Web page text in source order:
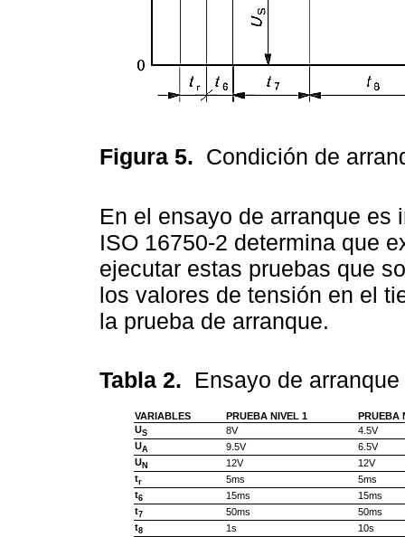
Figura 5. Condición de
En el ensayo de arranque es
ISO 16750-2 determina que
ejecutar estas pruebas que
los valores de tensión en el
la prueba de arranque.
Tabla 2. Ensayo de
VARIABLES PRUEBA NIVEL 1
PRUEBA
US 8V
4.5V
UA 9.5V
6.5V
UN 12V
12V
tr 5ms
5ms
t6 15ms
15ms
t7 50ms
50ms
t8 1s
10s